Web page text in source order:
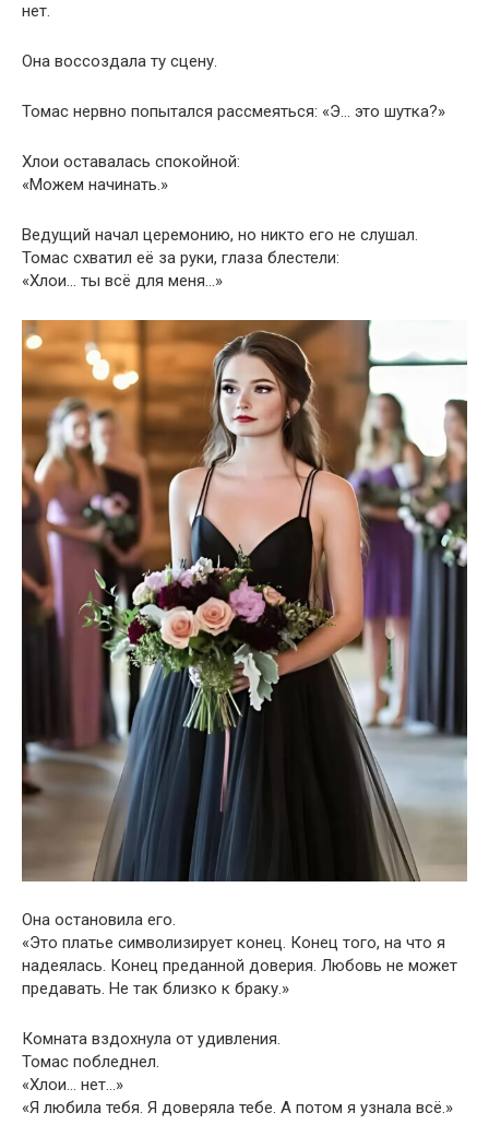
нет.
Она воссоздала ту сцену.
Томас нервно попытался рассмеяться: «Э… это шутка?»
Хлои оставалась спокойной:
«Можем начинать.»
Ведущий начал церемонию, но никто его не слушал.
Томас схватил её за руки, глаза блестели:
«Хлои… ты всё для меня…»
Она остановила его.
«Это платье символизирует конец. Конец того, на что я
надеялась. Конец преданной доверия. Любовь не может
предавать. Не так близко к браку.»
Комната вздохнула от удивления.
Томас побледнел.
«Хлои… нет…»
«Я любила тебя. Я доверяла тебе. А потом я узнала всё.»